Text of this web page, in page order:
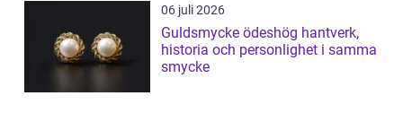
06 juli 2026
Guldsmycke ödeshög hantverk,
historia och personlighet i samma
smycke